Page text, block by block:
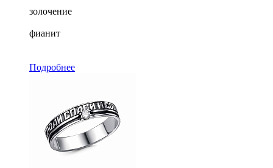
золочение
фианит
Подробнее